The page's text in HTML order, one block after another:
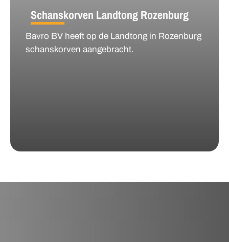
Schanskorven Landtong Rozenburg
Bavro BV heeft op de Landtong in Rozenburg
schanskorven aangebracht.